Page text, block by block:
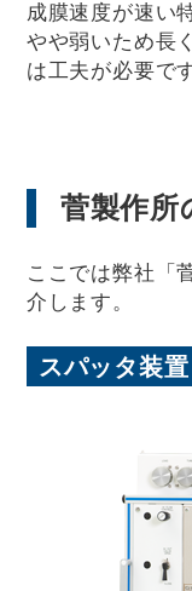
成膜速度が速い
やや弱いため長
は工夫が必要です
菅製作所
ここでは弊社「
介します。
スパッタ装